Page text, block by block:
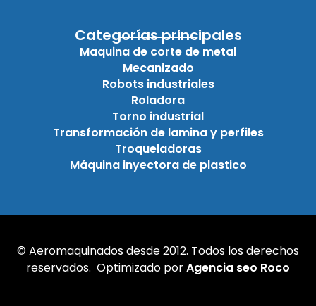
Categorías principales
Maquina de corte de metal
Mecanizado
Robots industriales
Roladora
Torno industrial
Transformación de lamina y perfiles
Troqueladoras
Máquina inyectora de plastico
© Aeromaquinados desde 2012. Todos los derechos
reservados. Optimizado porAgencia seo Roco